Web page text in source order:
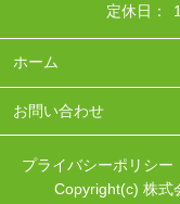
定休日：
ホーム
お問い合わせ
プライバシーポリシー
Copyright(c) 株式